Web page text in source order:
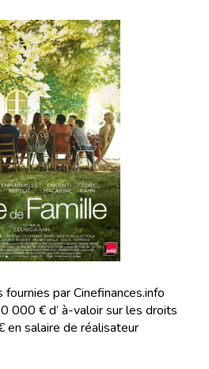
par Cinefinances.info
000 € d’ à-valoir sur les droits
en salaire de réalisateur